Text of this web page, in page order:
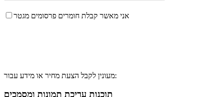
אני מאשר קבלת חומרים פרסומים מגטר
מעונין לקבל הצעת מחיר או מידע עבור:
תוכנות עריכת תמונות ומסמכים